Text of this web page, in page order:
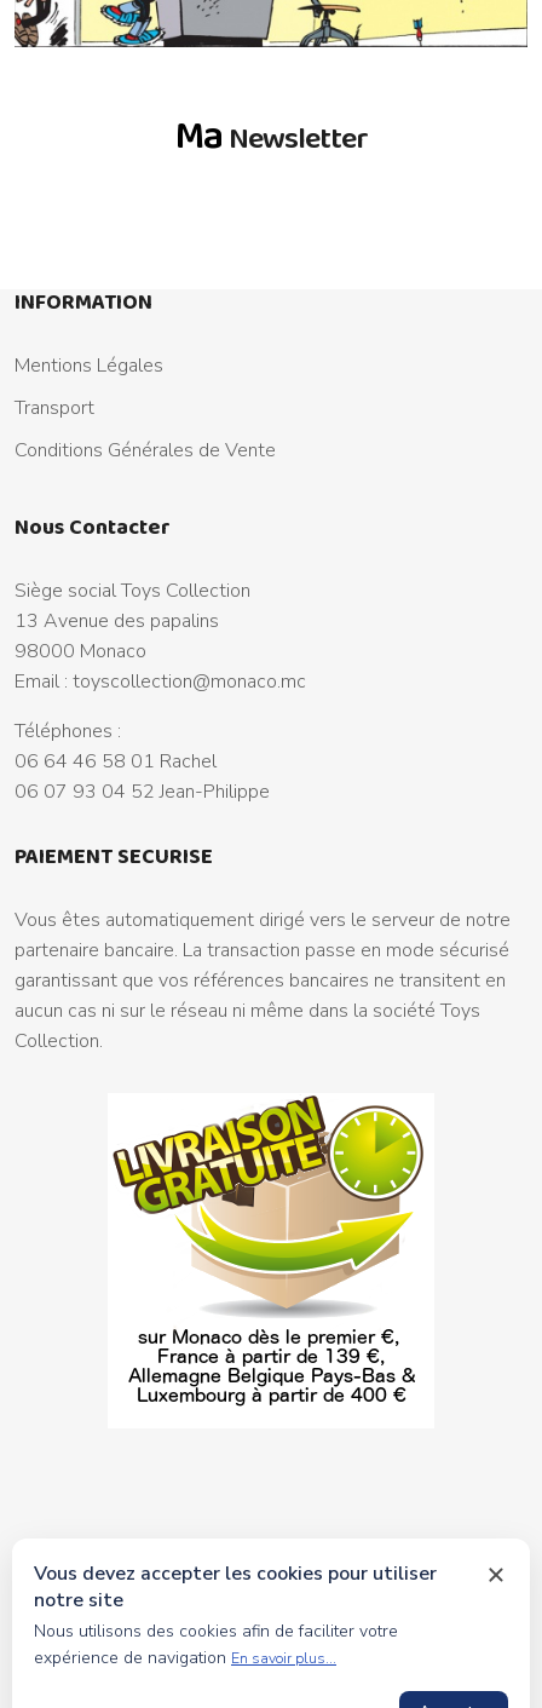
Ma Newsletter
INFORMATION
Mentions Légales
Transport
Conditions Générales de Vente
Nous Contacter
Siège social Toys Collection
13 Avenue des papalins
98000 Monaco
Email : toyscollection@monaco.mc
Téléphones :
06 64 46 58 01 Rachel
06 07 93 04 52 Jean-Philippe
PAIEMENT SECURISE
Vous êtes automatiquement dirigé vers le serveur de notre
partenaire bancaire. La transaction passe en mode sécurisé
garantissant que vos références bancaires ne transitent en
aucun cas ni sur le réseau ni même dans la société Toys
Collection.
© 2026 tous droits réservés Toyscollection. Réalisation
oceanesoft.com
Vous devez accepter les cookies pour utiliser
notre site
Nous utilisons des cookies afin de faciliter votre
expérience de navigation En savoir plus...